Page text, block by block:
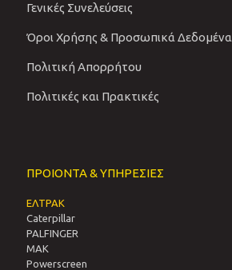
Γενικές Συνελεύσεις
Όροι Χρήσης & Προσωπικά Δεδομένα
Πολιτική Απορρήτου
Πολιτικές και Πρακτικές
ΠΡΟΙΟΝΤΑ & ΥΠΗΡΕΣΙΕΣ
ΕΛΤΡΑΚ
Caterpillar
PALFINGER
MAK
Powerscreen